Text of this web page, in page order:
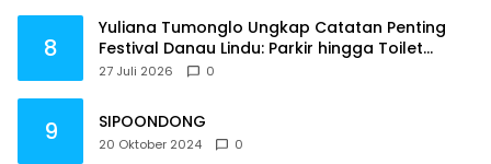
8
Yuliana Tumonglo Ungkap Catatan Penting
Festival Danau Lindu: Parkir hingga Toilet
Harus Jadi Prioritas
27 Juli 2026 0
9 SIPOONDONG
20 Oktober 2024 0